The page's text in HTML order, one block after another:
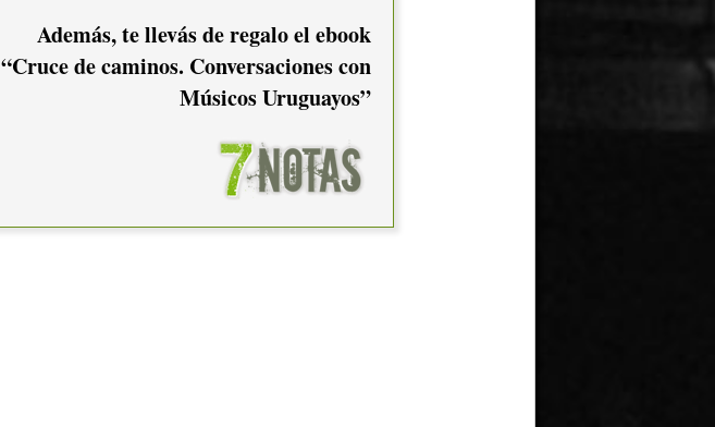
Además, te llevás de regalo el ebook
“Cruce de caminos. Conversaciones con
Músicos Uruguayos”